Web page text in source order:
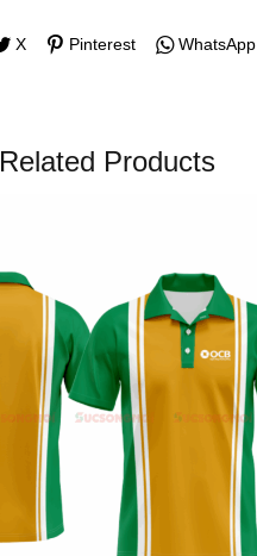
X Pinterest WhatsApp
Related Products